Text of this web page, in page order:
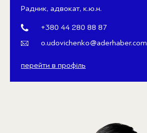
Радник, адвокат, к.ю.н.
+380 44 280 88 87
o.udovichenko@aderhaber.com
перейти в профіль